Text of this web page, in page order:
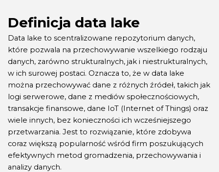
Definicja data lake
Data lake to scentralizowane repozytorium danych,
które pozwala na przechowywanie wszelkiego rodzaju
danych, zarówno strukturalnych, jak i niestrukturalnych,
w ich surowej postaci. Oznacza to, że w data lake
można przechowywać dane z różnych źródeł, takich jak
logi serwerowe, dane z mediów społecznościowych,
transakcje finansowe, dane IoT (Internet of Things) oraz
wiele innych, bez konieczności ich wcześniejszego
przetwarzania. Jest to rozwiązanie, które zdobywa
coraz większą popularność wśród firm poszukujących
efektywnych metod gromadzenia, przechowywania i
analizy danych.